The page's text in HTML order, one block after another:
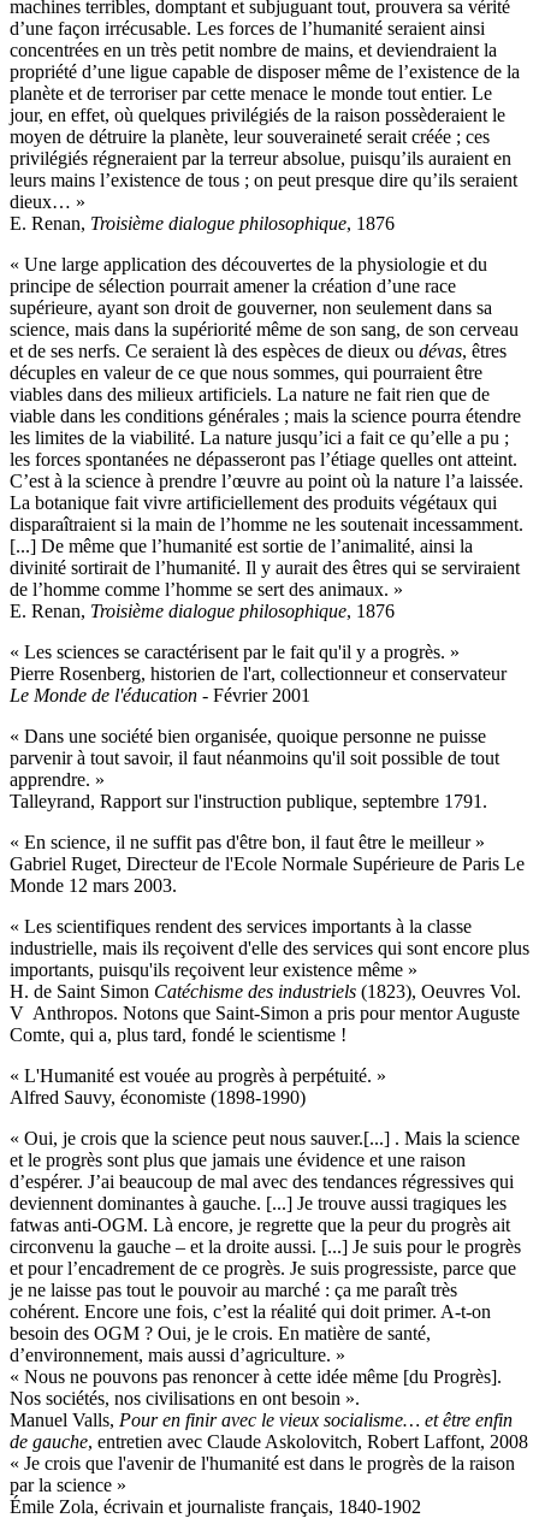
machines terribles, domptant et subjuguant tout, prouvera sa vérité
d’une façon irrécusable. Les forces de l’humanité seraient ainsi
concentrées en un très petit nombre de mains, et deviendraient la
propriété d’une ligue capable de disposer même de l’existence de la
planète et de terroriser par cette menace le monde tout entier. Le
jour, en effet, où quelques privilégiés de la raison possèderaient le
moyen de détruire la planète, leur souveraineté serait créée ; ces
privilégiés régneraient par la terreur absolue, puisqu’ils auraient en
leurs mains l’existence de tous ; on peut presque dire qu’ils seraient
dieux… »
E. Renan, Troisième dialogue philosophique, 1876
« Une large application des découvertes de la physiologie et du
principe de sélection pourrait amener la création d’une race
supérieure, ayant son droit de gouverner, non seulement dans sa
science, mais dans la supériorité même de son sang, de son cerveau
et de ses nerfs. Ce seraient là des espèces de dieux ou dévas, êtres
décuples en valeur de ce que nous sommes, qui pourraient être
viables dans des milieux artificiels. La nature ne fait rien que de
viable dans les conditions générales ; mais la science pourra étendre
les limites de la viabilité. La nature jusqu’ici a fait ce qu’elle a pu ;
les forces spontanées ne dépasseront pas l’étiage quelles ont atteint.
C’est à la science à prendre l’œuvre au point où la nature l’a laissée.
La botanique fait vivre artificiellement des produits végétaux qui
disparaîtraient si la main de l’homme ne les soutenait incessamment.
[...] De même que l’humanité est sortie de l’animalité, ainsi la
divinité sortirait de l’humanité. Il y aurait des êtres qui se serviraient
de l’homme comme l’homme se sert des animaux. »
E. Renan, Troisième dialogue philosophique, 1876
« Les sciences se caractérisent par le fait qu'il y a progrès. »
Pierre Rosenberg, historien de l'art, collectionneur et conservateur
Le Monde de l'éducation - Février 2001
« Dans une société bien organisée, quoique personne ne puisse
parvenir à tout savoir, il faut néanmoins qu'il soit possible de tout
apprendre. »
Talleyrand, Rapport sur l'instruction publique, septembre 1791.
« En science, il ne suffit pas d'être bon, il faut être le meilleur »
Gabriel Ruget, Directeur de l'Ecole Normale Supérieure de Paris Le
Monde 12 mars 2003.
« Les scientifiques rendent des services importants à la classe
industrielle, mais ils reçoivent d'elle des services qui sont encore plus
importants, puisqu'ils reçoivent leur existence même »
H. de Saint Simon Catéchisme des industriels (1823), Oeuvres Vol.
V Anthropos. Notons que Saint-Simon a pris pour mentor Auguste
Comte, qui a, plus tard, fondé le scientisme !
« L'Humanité est vouée au progrès à perpétuité. »
Alfred Sauvy, économiste (1898-1990)
« Oui, je crois que la science peut nous sauver.[...] . Mais la science
et le progrès sont plus que jamais une évidence et une raison
d’espérer. J’ai beaucoup de mal avec des tendances régressives qui
deviennent dominantes à gauche. [...] Je trouve aussi tragiques les
fatwas anti-OGM. Là encore, je regrette que la peur du progrès ait
circonvenu la gauche – et la droite aussi. [...] Je suis pour le progrès
et pour l’encadrement de ce progrès. Je suis progressiste, parce que
je ne laisse pas tout le pouvoir au marché : ça me paraît très
cohérent. Encore une fois, c’est la réalité qui doit primer. A-t-on
besoin des OGM ? Oui, je le crois. En matière de santé,
d’environnement, mais aussi d’agriculture. »
« Nous ne pouvons pas renoncer à cette idée même [du Progrès].
Nos sociétés, nos civilisations en ont besoin ».
Manuel Valls, Pour en finir avec le vieux socialisme… et être enfin
de gauche, entretien avec Claude Askolovitch, Robert Laffont, 2008
« Je crois que l'avenir de l'humanité est dans le progrès de la raison
par la science »
Émile Zola, écrivain et journaliste français, 1840-1902